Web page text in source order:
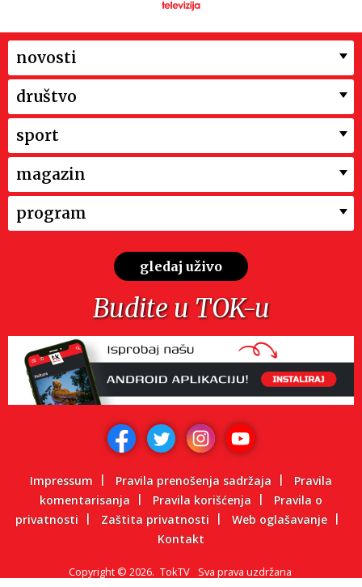
novosti
društvo
sport
magazin
program
gledaj uživo
Budite u TOK-u
Impressum Pravila prenošenja sadržaja
Pravila
komentarisanja
Pravila korišćenja
Pravila o
privatnosti
Zaštita privatnosti
Web oglašavanje
Kontakt
Copyright © 2026. TokTV Sva prava uzdržana